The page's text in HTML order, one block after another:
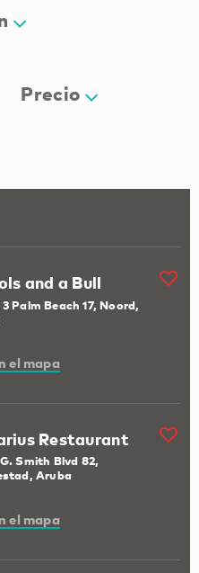
Precio
and a Bull
Palm Beach 17, Noord,
el mapa
Restaurant
Smith Blvd 82,
Aruba
el mapa